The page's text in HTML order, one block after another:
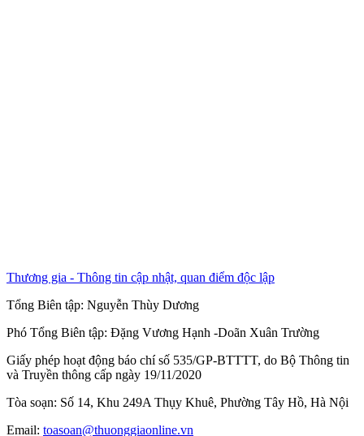
Thương gia - Thông tin cập nhật, quan điểm độc lập
Tổng Biên tập: Nguyễn Thùy Dương
Phó Tổng Biên tập: Đặng Vương Hạnh -Doãn Xuân Trường
Giấy phép hoạt động báo chí số 535/GP-BTTTT, do Bộ Thông tin
và Truyền thông cấp ngày 19/11/2020
Tòa soạn: Số 14, Khu 249A Thụy Khuê, Phường Tây Hồ, Hà Nội
Email: toasoan@thuonggiaonline.vn